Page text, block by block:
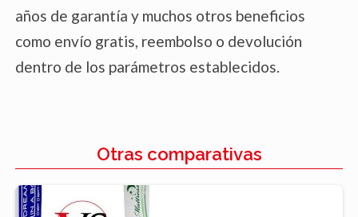
años de garantía y muchos otros beneficios
como envío gratis, reembolso o devolución
dentro de los parámetros establecidos.
Otras comparativas